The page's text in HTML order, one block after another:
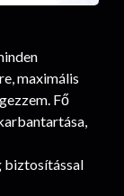
maximális
Fő
biztosítással